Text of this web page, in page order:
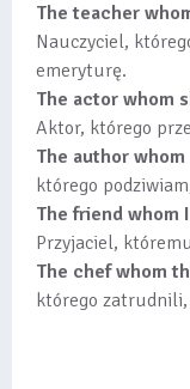
The teacher
Nauczyciel,
emeryturę.
The actor whom
Aktor, którego
The author
którego
The friend whom
Przyjaciel,
The chef whom
którego zatrudnili,